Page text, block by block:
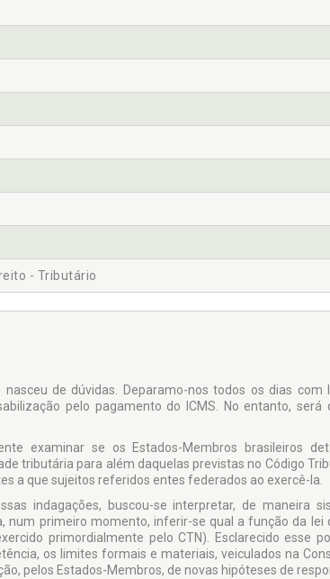
- Tributário
de dúvidas. Deparamo-nos todos os dias com
pelo pagamento do ICMS. No entanto, será
examinar se os Estados-Membros brasileiros
tributária para além daquelas previstas no Código
a que sujeitos referidos entes federados ao exercê-la.
indagações, buscou-se interpretar, de maneira
num primeiro momento, inferir-se qual a função da lei
primordialmente pelo CTN). Esclarecido esse
os limites formais e materiais, veiculados na
pelos Estados-Membros, de novas hipóteses de